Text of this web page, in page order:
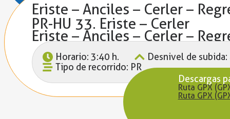
Eriste – Anciles – Cerler –
PR-HU 33. Eriste – Cerler
Eriste – Anciles – Cerler –
Horario: 3:40 h. Desnivel de subida:
Tipo de recorrido: PR
Descargas
Ruta GPX
Ruta GPX